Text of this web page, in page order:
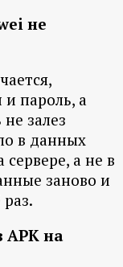
не
и пароль, а
залез
в данных
а не в
заново и
APK на